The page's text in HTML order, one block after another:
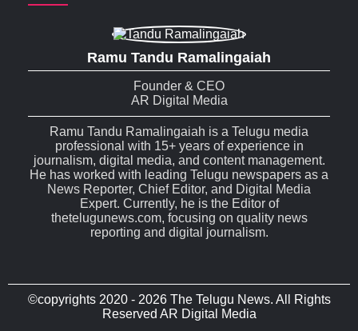
Ramu Tandu Ramalingaiah
Founder & CEO
AR Digital Media
Ramu Tandu Ramalingaiah is a Telugu media
professional with 15+ years of experience in
journalism, digital media, and content management.
He has worked with leading Telugu newspapers as a
News Reporter, Chief Editor, and Digital Media
Expert. Currently, he is the Editor of
thetelugunews.com, focusing on quality news
reporting and digital journalism.
©copyrights 2020 - 2026 The Telugu News. All Rights
Reserved AR Digital Media